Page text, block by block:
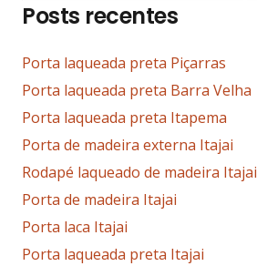
Posts recentes
Porta laqueada preta Piçarras
Porta laqueada preta Barra Velha
Porta laqueada preta Itapema
Porta de madeira externa Itajai
Rodapé laqueado de madeira Itajai
Porta de madeira Itajai
Porta laca Itajai
Porta laqueada preta Itajai